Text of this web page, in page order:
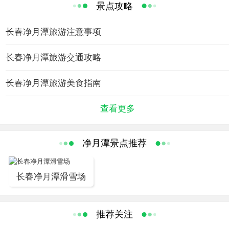
项目。新建成的净月广场，是集观光、休息、健身为一体
的场所。有“亚洲第一大人工林海”之称。景区内包括净月潭
潭旅游度假区三部分。
光、健身的场所，又是游人集中、疏散的中心。随着潭水
参园的对外开放；森林浴场科普系列游、寺庙古墓游、生
旅游区青山、潭水相映成辉，组成春踏青、夏避暑、秋
赏叶、冬玩雪的美景佳境。交通便利，距长春机场23公
景点攻略
长春净月潭旅游注意事项
长春净月潭旅游交通攻略
长春净月潭旅游美食指南
查看更多
净月潭景点推荐
长春净月潭滑雪场
推荐关注